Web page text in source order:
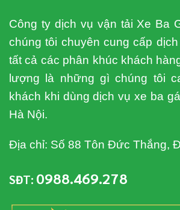
Công ty dịch vụ vận tải Xe Ba
chúng tôi chuyên cung cấp
tất cả các phân khúc khách
lượng là những gì chúng tôi
khách khi dùng dịch vụ xe ba
Hà Nội.
Địa chỉ: Số 88 Tôn Đức Thắng,
SĐT: 0988.469.278